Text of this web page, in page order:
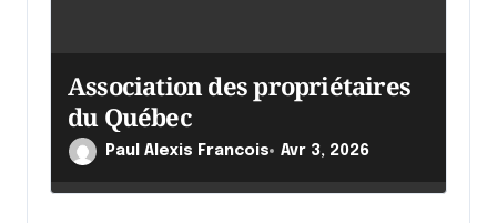
Association des propriétaires
du Québec
Paul Alexis Francois Avr 3, 2026